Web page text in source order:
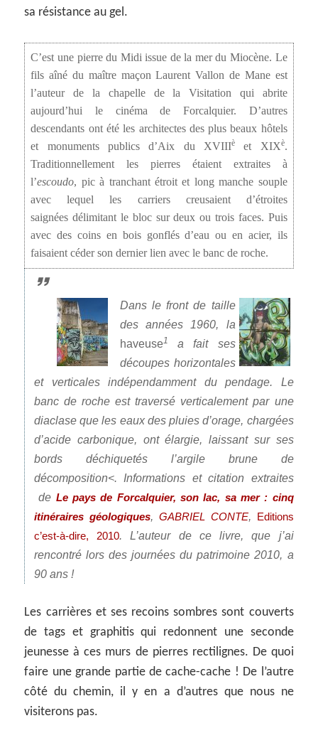
sa résistance au gel.
C’est une pierre du Midi issue de la mer du Miocène. Le
fils aîné du maître maçon Laurent Vallon de Mane est
l’auteur de la chapelle de la Visitation qui abrite
aujourd’hui le cinéma de Forcalquier. D’autres
descendants ont été les architectes des plus beaux hôtels
et monuments publics d’Aix du XVIIIèet XIXè.
Traditionnellement les pierres étaient extraites à
l’escoudo, pic à tranchant étroit et long manche souple
avec lequel les carriers creusaient d’étroites
saignées délimitant le bloc sur deux ou trois faces. Puis
avec des coins en bois gonflés d’eau ou en acier, ils
faisaient céder son dernier lien avec le banc de roche.
Dans le front de taille
des années 1960, la
haveuse1
a fait ses
découpes horizontales
et verticales indépendamment du pendage. Le
banc de roche est traversé verticalement par une
diaclase que les eaux des pluies d’orage, chargées
d’acide carbonique, ont élargie, laissant sur ses
bords déchiquetés l’argile brune de
décomposition<. Informations et citation extraites
de Le pays de Forcalquier, son lac, sa mer : cinq
itinéraires géologiques, GABRIEL CONTE,
Editions
c’est-à-dire, 2010. L’auteur de ce livre, que j’ai
rencontré lors des journées du patrimoine 2010, a
90 ans !
Les carrières et ses recoins sombres sont couverts
de tags et graphitis qui redonnent une seconde
jeunesse à ces murs de pierres rectilignes. De quoi
faire une grande partie de cache-cache ! De l’autre
côté du chemin, il y en a d’autres que nous ne
visiterons pas.